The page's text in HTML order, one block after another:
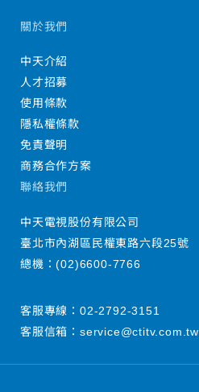
關於我們
中天介紹
人才招募
使用條款
隱私權條款
免責聲明
商務合作方案
聯絡我們
中天電視股份有限公司
臺北市內湖區民權東路六段25號
總機：(02)6600-7766
客服專線： 02-2792-3151
客服信箱： service@ctitv.com.tw